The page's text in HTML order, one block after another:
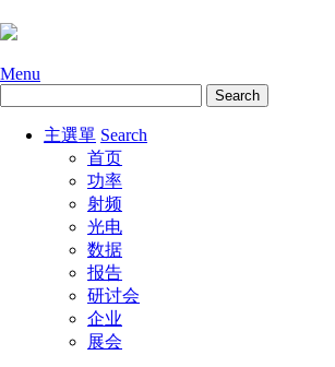
Menu
主選單 Search
首页
功率
射频
光电
数据
报告
研讨会
企业
展会